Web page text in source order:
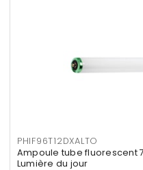
PHIF96T12DXALTO
Ampoule tube fluorescent
Lumière du jour